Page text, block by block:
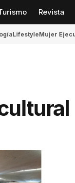
Revista
LifestyleMujer